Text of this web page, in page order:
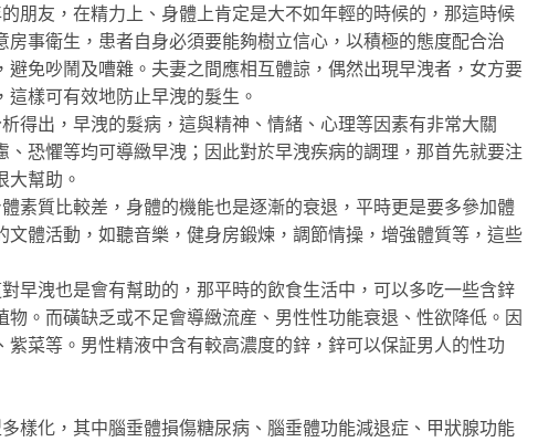
友，在精力上、身體上肯定是大不如年輕的時候的，那這時候
事衛生，患者自身必須要能夠樹立信心，以積極的態度配合治
免吵鬧及嘈雜。夫妻之間應相互體諒，偶然出現早洩者，女方要
樣可有效地防止早洩的髮生。
出，早洩的髮病，這與精神、情緒、心理等因素有非常大關
恐懼等均可導緻早洩；因此對於早洩疾病的調理，那首先就要注
大幫助。
質比較差，身體的機能也是逐漸的衰退，平時更是要多參加體
體活動，如聽音樂，健身房鍛煉，調節情操，增強體質等，這些
洩也是會有幫助的，那平時的飲食生活中，可以多吃一些含鋅
。而磺缺乏或不足會導緻流産、男性性功能衰退、性欲降低。因
菜等。男性精液中含有較高濃度的鋅，鋅可以保証男人的性功
化，其中腦垂體損傷糖尿病、腦垂體功能減退症、甲狀腺功能